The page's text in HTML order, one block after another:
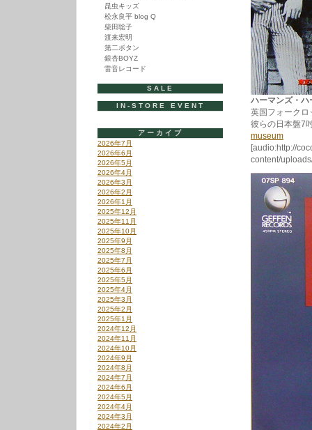
ハーマンズ・
英国フォークロ
彼らの日本盤7
museum
[audio:http://
content/
昆虫キッズ
松永良平 blog Q
柴田聡子
渡来宏明
第二ボタン
銀杏BOYZ
雷音レコード
SALE
IN-STORE EVENT
アーカイブ
2026年7月
2026年6月
2026年5月
2026年4月
2026年3月
2026年2月
2026年1月
2025年12月
2025年11月
2025年10月
2025年9月
2025年8月
2025年7月
2025年6月
2025年5月
2025年4月
2025年3月
2025年2月
2025年1月
2024年12月
2024年11月
2024年10月
2024年9月
2024年8月
2024年7月
2024年6月
2024年5月
2024年4月
2024年3月
2024年2月